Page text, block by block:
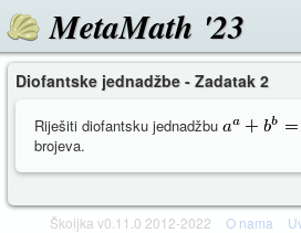
MetaMath '23
Diofantske jednadžbe - Zadatak 2
Riješiti diofantsku jednadžbu
brojeva.
Školjka v0.11.0 2012-2022 O nama